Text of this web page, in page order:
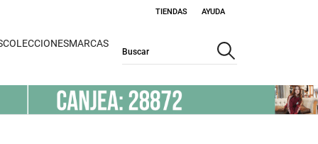
TIENDAS AYUDA
COLECCIONESMARCAS